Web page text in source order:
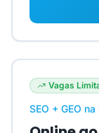
Vagas
SEO + GEO